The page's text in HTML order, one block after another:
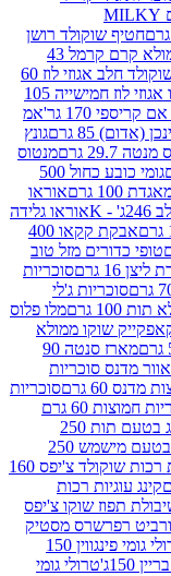
רושן
חטיף שוקולד רושן ממולא קרם קרמל 43
מזרק שוקולד חלב אגוזי לוז 60
קינדר הפי היפו אגוזי לוז חמישייה 105
אמ
גונץ
מנטוס
גומי כובע כחול 500
אוראו
אוראו גלידה
אבקת קקאו 400
מזל טוב
סוכריות
ג'לי
מלו פלוס
ממולא
מארז סנטה 90
סוכריות
סאוור מדנס סוכריות חמוצות 60 גרם
עוגת ספוג בטעם תות 250
עוגת ספוג בטעם מישמש 250
קינג עוגיות רכות שוקולד צ'יפס 160
רכות
צ'יפס
מסטיק
טרולי גומי פינגווין 150
גומי